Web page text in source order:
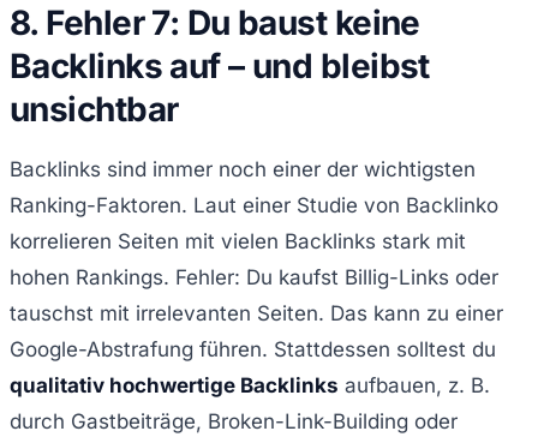
8. Fehler 7: Du baust keine
Backlinks auf – und bleibst
unsichtbar
Backlinks sind immer noch einer der wichtigsten
Ranking-Faktoren. Laut einer Studie von Backlinko
korrelieren Seiten mit vielen Backlinks stark mit
hohen Rankings. Fehler: Du kaufst Billig-Links oder
tauschst mit irrelevanten Seiten. Das kann zu einer
Google-Abstrafung führen. Stattdessen solltest du
qualitativ hochwertige Backlinks aufbauen, z. B.
durch Gastbeiträge, Broken-Link-Building oder